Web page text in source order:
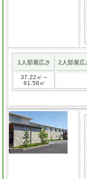
1人部屋広さ 2人部屋広
37.22㎡～
61.58㎡